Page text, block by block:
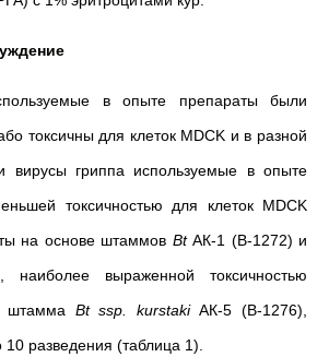
в опыте препараты были
токсичны для клеток MDCK и в разной
вирусы гриппа используемые в опыте
токсичностью для клеток MDCK
на основе штаммов BtАК-1 (В-1272) и
выраженной токсичностью
штамма Bt ssp kurstaki АК-5 (В-1276),
разведения (таблица 1).